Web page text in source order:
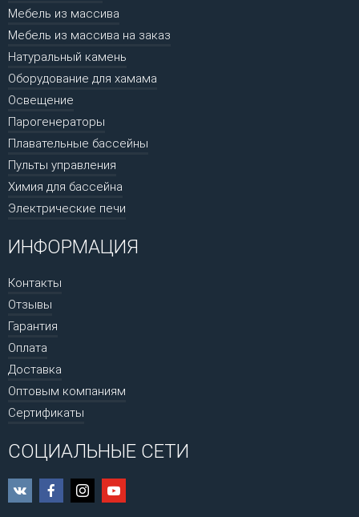
Мебель из массива
Мебель из массива на заказ
Натуральный камень
Оборудование для хамама
Освещение
Парогенераторы
Плавательные бассейны
Пульты управления
Химия для бассейна
Электрические печи
ИНФОРМАЦИЯ
Контакты
Отзывы
Гарантия
Оплата
Доставка
Оптовым компаниям
Сертификаты
СОЦИАЛЬНЫЕ СЕТИ